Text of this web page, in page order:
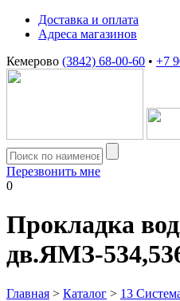
Доставка и оплата
Адреса магазинов
Кемерово (3842) 68-00-60 • +7
Перезвонить мне
0
Прокладка
дв.ЯМЗ-
Главная > Каталог > 13